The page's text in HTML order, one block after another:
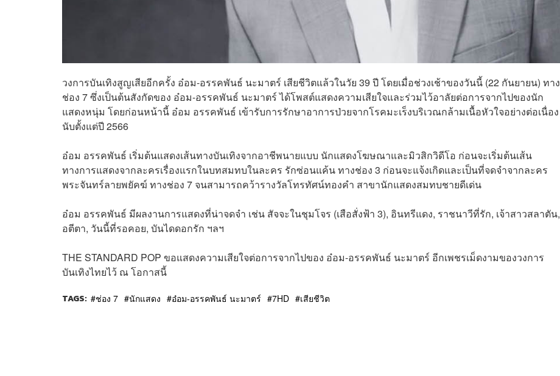
วงการบันเทิงสูญเสียอีกครั้ง อ๋อม-อรรคพันธ์ นะมาตร์ เสียชีวิตแล้วในวัย 39 ปี โดยเมื่อช่วงเช้าของวันนี้ (22 กันยายน) ทาง
ช่อง 7 ซึ่งเป็นต้นสังกัดของ อ๋อม-อรรคพันธ์ นะมาตร์ ได้โพสต์แสดงความเสียใจและร่วมไว้อาลัยต่อการจากไปของนัก
แสดงหนุ่ม โดยก่อนหน้านี้ อ๋อม อรรคพันธ์ เข้ารับการรักษาอาการป่วยจากโรคมะเร็งบริเวณกล้ามเนื้อหัวใจอย่างต่อเนื่อง
นับตั้งแต่ปี 2566
อ๋อม อรรคพันธ์ เริ่มต้นแสดงเส้นทางบันเทิงจากอาชีพนายแบบ นักแสดงโฆษณาและมิวสิกวิดีโอ ก่อนจะเริ่มต้นเส้น
ทางการแสดงจากละครเรื่องแรกในบทสมทบในละคร รักซ่อนแค้น ทางช่อง 3 ก่อนจะแจ้งเกิดและเป็นที่จดจำจากละคร
พระจันทร์ลายพยัคฆ์ ทางช่อง 7 จนสามารถคว้ารางวัลโทรทัศน์ทองคำ สาขานักแสดงสมทบชายดีเด่น
อ๋อม อรรคพันธ์ มีผลงานการแสดงที่น่าจดจำ เช่น สัจจะในชุมโจร (เสือสั่งฟ้า 3), อินทรีแดง, ราชนาวีที่รัก, เจ้าสาวสลาตัน,
อตีตา, วันนี้ที่รอคอย, บันไดดอกรัก ฯลฯ
THE STANDARD POP ขอแสดงความเสียใจต่อการจากไปของ อ๋อม-อรรคพันธ์ นะมาตร์ อีกเพชรเม็ดงามของวงการ
บันเทิงไทยไว้ ณ โอกาสนี้
TAGS: ช่อง 7 นักแสดง อ๋อม-อรรคพันธ์ นะมาตร์ 7HD เสียชีวิต